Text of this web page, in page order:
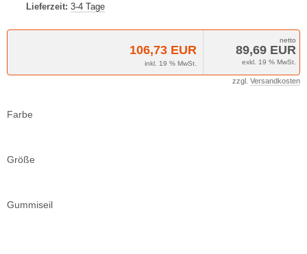
Lieferzeit: 3-4 Tage
106,73 EUR
inkl. 19 % MwSt.
89,69 EUR
exkl. 19 % MwSt.
zzgl. Versandkosten
Farbe
Größe
Gummiseil